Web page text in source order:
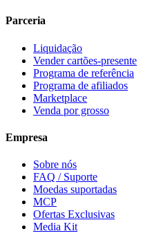
Parceria
Liquidação
Vender cartões-presente
Programa de referência
Programa de afiliados
Marketplace
Venda por grosso
Empresa
Sobre nós
FAQ / Suporte
Moedas suportadas
MCP
Ofertas Exclusivas
Media Kit